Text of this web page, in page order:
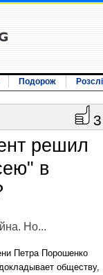
Подорож
3
решил
в
Но...
Петра Порошенко
обществу,